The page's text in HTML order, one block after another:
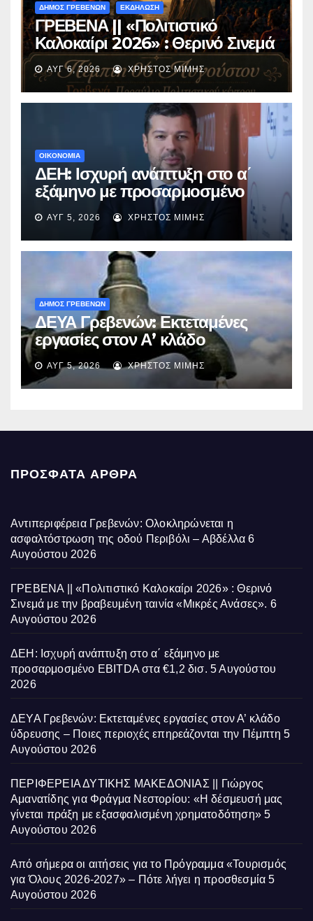
ΔΗΜΟΣ ΓΡΕΒΕΝΩΝ ΕΚΔΗΛΩΣΗ
ΓΡΕΒΕΝΑ || «Πολιτιστικό
Καλοκαίρι 2026» : Θερινό Σινεμά
με την βραβευμένη ταινία
«Μικρές Ανάσες».
ΑΥΓ 6, 2026 ΧΡΉΣΤΟΣ ΜΊΜΗΣ
ΟΙΚΟΝΟΜΙΑ
ΔΕΗ: Ισχυρή ανάπτυξη στο α΄
εξάμηνο με προσαρμοσμένο
EBITDA στα €1,2 δισ.
ΑΥΓ 5, 2026 ΧΡΉΣΤΟΣ ΜΊΜΗΣ
ΔΗΜΟΣ ΓΡΕΒΕΝΩΝ
ΔΕΥΑ Γρεβενών: Εκτεταμένες
εργασίες στον Α’ κλάδο
ύδρευσης – Ποιες περιοχές
επηρεάζονται την Πέμπτη
ΑΥΓ 5, 2026 ΧΡΉΣΤΟΣ ΜΊΜΗΣ
ΠΡΌΣΦΑΤΑ ΆΡΘΡΑ
Αντιπεριφέρεια Γρεβενών: Ολοκληρώνεται η
ασφαλτόστρωση της οδού Περιβόλι – Αβδέλλα 6
Αυγούστου 2026
ΓΡΕΒΕΝΑ || «Πολιτιστικό Καλοκαίρι 2026» : Θερινό
Σινεμά με την βραβευμένη ταινία «Μικρές Ανάσες». 6
Αυγούστου 2026
ΔΕΗ: Ισχυρή ανάπτυξη στο α΄ εξάμηνο με
προσαρμοσμένο EBITDA στα €1,2 δισ. 5 Αυγούστου
2026
ΔΕΥΑ Γρεβενών: Εκτεταμένες εργασίες στον Α’ κλάδο
ύδρευσης – Ποιες περιοχές επηρεάζονται την Πέμπτη 5
Αυγούστου 2026
ΠΕΡΙΦΕΡΕΙΑ ΔΥΤΙΚΗΣ ΜΑΚΕΔΟΝΙΑΣ || Γιώργος
Αμανατίδης για Φράγμα Νεστορίου: «Η δέσμευσή μας
γίνεται πράξη με εξασφαλισμένη χρηματοδότηση» 5
Αυγούστου 2026
Από σήμερα οι αιτήσεις για το Πρόγραμμα «Τουρισμός
για Όλους 2026-2027» – Πότε λήγει η προσθεσμία 5
Αυγούστου 2026